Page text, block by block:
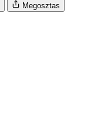
Megosztas